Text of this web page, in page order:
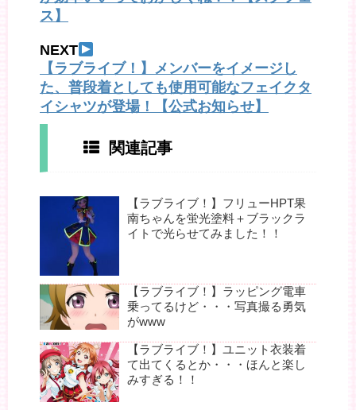
ス】
NEXT
【ラブライブ！】メンバーをイメージし
た、普段着としても使用可能なフェイクタ
イシャツが登場！【公式お知らせ】
関連記事
【ラブライブ！】フリューHPT果
南ちゃんを蛍光塗料＋ブラックラ
イトで光らせてみました！！
【ラブライブ！】ラッピング電車
乗ってるけど・・・写真撮る勇気
がwww
【ラブライブ！】ユニット衣装着
て出てくるとか・・・ほんと楽し
みすぎる！！